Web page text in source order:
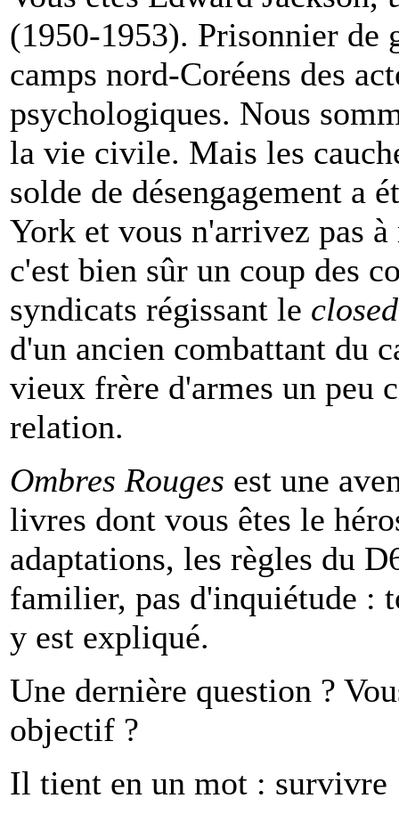
(1950-1953). Prisonnier de
camps nord-Coréens des
psychologiques. Nous
la vie civile. Mais les
solde de désengagement a
York et vous n'arrivez pas
c'est bien sûr un coup des
syndicats régissant le
d'un ancien combattant du
vieux frère d'armes un peu
relation.
Ombres Rouges est une
livres dont vous êtes le
adaptations, les règles du
familier, pas d'inquiétude :
y est expliqué.
Une dernière question ?
objectif ?
Il tient en un mot : survivre